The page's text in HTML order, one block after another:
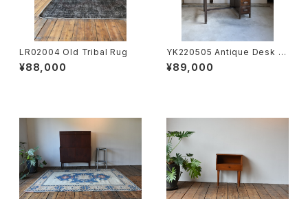
LR02004 Old Tribal Rug
¥88,000
YK220505 Antique Desk J
P
¥89,000